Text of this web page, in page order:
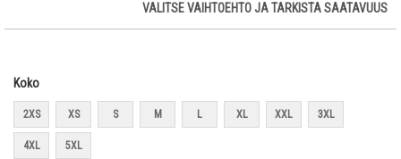
VALITSE VAIHTOEHTO JA TARKISTA SAATAVUUS
Koko
2XS XS S M L XL XXL 3XL
4XL 5XL